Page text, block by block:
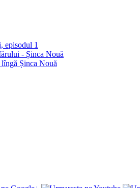
episodul 1
- Șinca Nouă
Șinca Nouă